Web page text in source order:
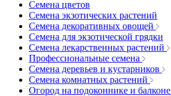
Семена цветов
Семена экзотических растений
Семена декоративных овощей
Семена для экзотической грядки
Семена лекарственных растений
Профессиональные семена
Семена деревьев и кустарников
Семена комнатных растений
Огород на подоконнике и балконе